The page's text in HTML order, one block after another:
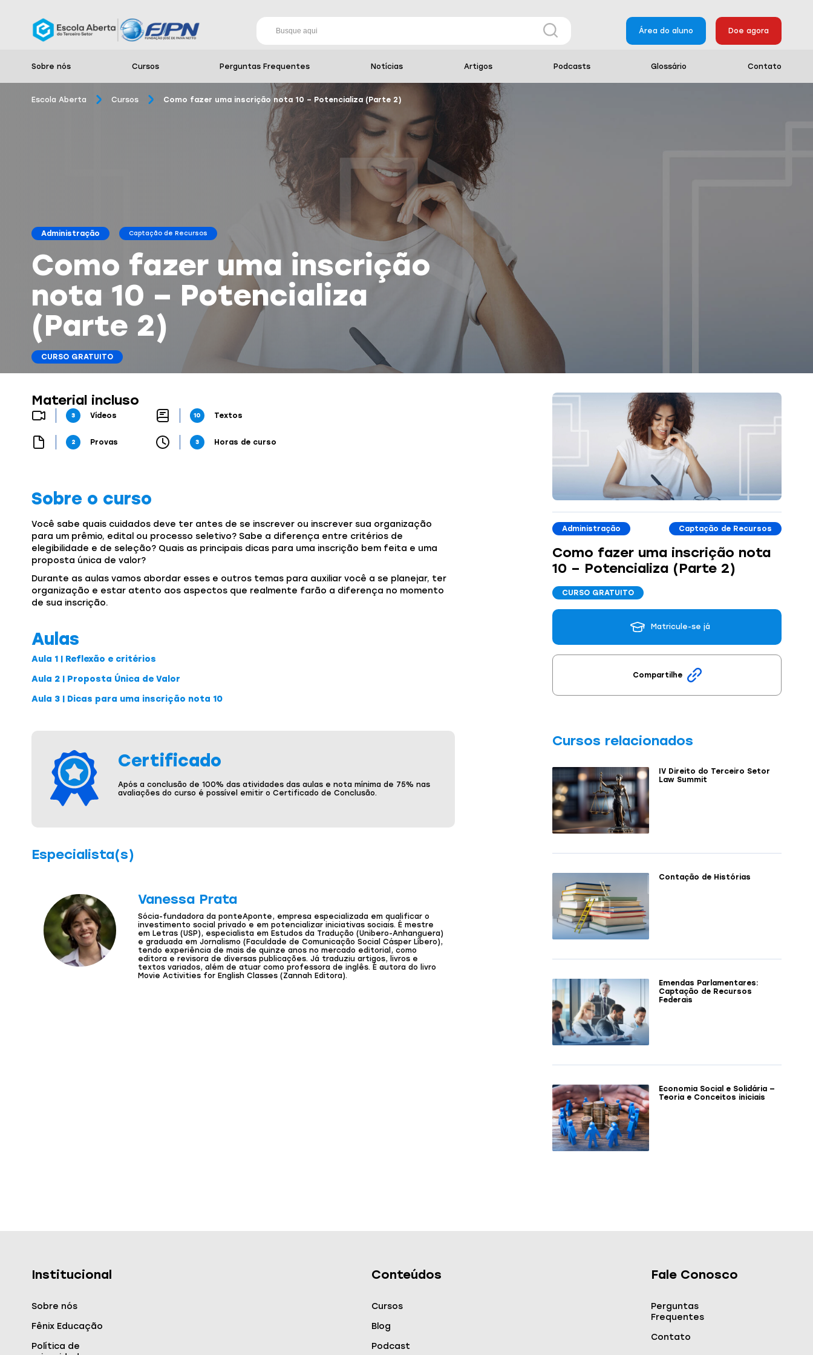
Área do aluno Doe agora
Sobre nós Cursos Perguntas Frequentes Notícias Artigos Podcasts Glossário Contato
Escola Aberta Cursos Como fazer uma inscrição nota 10 – Potencializa (Parte 2)
Administração Captação de Recursos
Como fazer uma inscrição
nota 10 – Potencializa
(Parte 2)
CURSO GRATUITO
Material incluso
3 Vídeos 10 Textos
2 Provas 3 Horas de curso
Sobre o curso
Você sabe quais cuidados deve ter antes de se inscrever ou inscrever sua organização
para um prêmio, edital ou processo seletivo? Sabe a diferença entre critérios de
elegibilidade e de seleção? Quais as principais dicas para uma inscrição bem feita e uma
proposta única de valor?
Durante as aulas vamos abordar esses e outros temas para auxiliar você a se planejar, ter
organização e estar atento aos aspectos que realmente farão a diferença no momento
de sua inscrição.
Aulas
Aula 1 | Reflexão e critérios
Aula 2 | Proposta Única de Valor
Aula 3 | Dicas para uma inscrição nota 10
Certificado
Após a conclusão de 100% das atividades das aulas e nota mínima de 75% nas
avaliações do curso é possível emitir o Certificado de Conclusão.
Especialista(s)
Vanessa Prata
Sócia-fundadora da ponteAponte, empresa especializada em qualificar o
investimento social privado e em potencializar iniciativas sociais. É mestre
em Letras (USP), especialista em Estudos da Tradução (Unibero-Anhanguera)
e graduada em Jornalismo (Faculdade de Comunicação Social Cásper Líbero),
tendo experiência de mais de quinze anos no mercado editorial, como
editora e revisora de diversas publicações. Já traduziu artigos, livros e
textos variados, além de atuar como professora de inglês. É autora do livro
Movie Activities for English Classes (Zannah Editora).
Administração Captação de Recursos
Como fazer uma inscrição nota
10 – Potencializa (Parte 2)
CURSO GRATUITO
Matricule-se já
Compartilhe
Cursos relacionados
IV Direito do Terceiro Setor
Law Summit
Contação de Histórias
Emendas Parlamentares:
Captação de Recursos
Federais
Economia Social e Solidária —
Teoria e Conceitos iniciais
Institucional
Sobre nós
Fênix Educação
Política de
Conteúdos
Cursos
Blog
Podcast
Fale Conosco
Perguntas
Frequentes
Contato